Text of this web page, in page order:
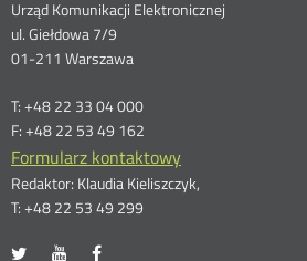
Dane
kontaktowe
Urząd Komunikacji Elektronicznej
ul. Giełdowa 7/9
01-211 Warszawa
T: +48 22 33 04 000
F: +48 22 53 49 162
Formularz kontaktowy
Redaktor: Klaudia Kieliszczyk,
T: +48 22 53 49 299
UKE
OtwórzUKE
Otwórz